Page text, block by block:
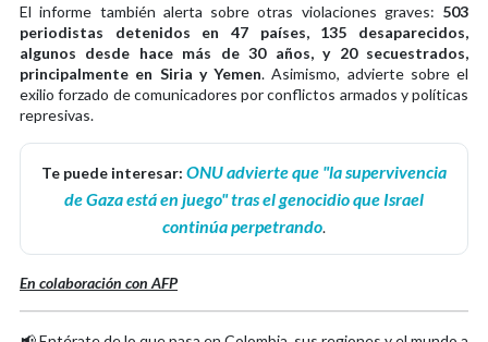
El informe también alerta sobre otras violaciones graves: 503
periodistas detenidos en 47 países, 135 desaparecidos,
algunos desde hace más de 30 años, y 20 secuestrados,
principalmente en Siria y Yemen. Asimismo, advierte sobre el
exilio forzado de comunicadores por conflictos armados y políticas
represivas.
Te puede interesar: ONU advierte que "la supervivencia
de Gaza está en juego" tras el genocidio que Israel
continúa perpetrando.
En colaboración con AFP